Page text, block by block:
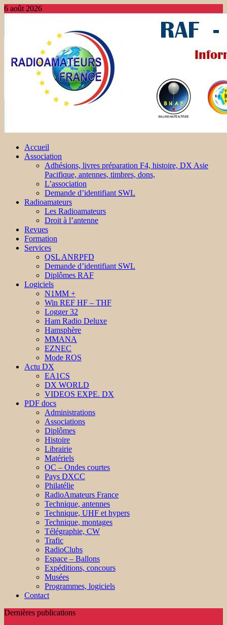
6 août 2026
Accueil
Association
Adhésions, livres préparation F4, histoire, DX Asie
Pacifique, antennes, timbres, dons,
L’association
Demande d’identifiant SWL
Radioamateurs
Les Radioamateurs
Droit à l’antenne
Revues
Formation
Services
QSL ANRPFD
Demande d’identifiant SWL
Diplômes RAF
Logiciels
N1MM +
Win REF HF – THF
Logger 32
Ham Radio Deluxe
Hamsphère
MMANA
EZNEC
Mode ROS
Actu DX
EA1CS
DX WORLD
VIDEOS EXPE. DX
PDF docs
Administrations
Associations
Diplômes
Histoire
Librairie
Matériels
OC – Ondes courtes
Pays DXCC
Philatélie
RadioAmateurs France
Technique, antennes
Technique, UHF et hypers
Technique, montages
Télégraphie, CW
Trafic
RadioClubs
Espace – Ballons
Expéditions, concours
Musées
Programmes, logiciels
Contact
Dernières publications